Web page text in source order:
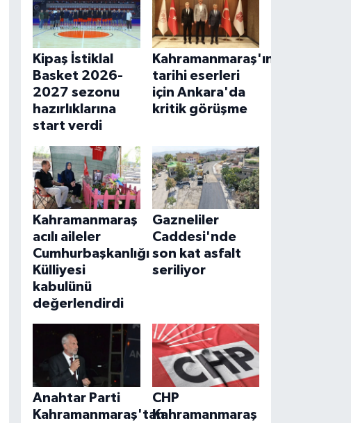
Kipaş İstiklal
Basket 2026-
2027 sezonu
hazırlıklarına
start verdi
Kahramanmaraş'ın
tarihi eserleri
için Ankara'da
kritik görüşme
Kahramanmaraş
acılı aileler
Cumhurbaşkanlığı
Külliyesi
kabulünü
değerlendirdi
Gazneliler
Caddesi'nde
son kat asfalt
seriliyor
Anahtar Parti
Kahramanmaraş'tan
CHP
Kahramanmaraş